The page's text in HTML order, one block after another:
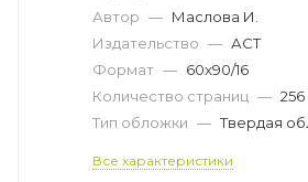
Автор — Маслова И.
Издательство — АСТ
Формат — 60x90/16
Количество страниц — 256
Тип обложки — Твердая
Все характеристики